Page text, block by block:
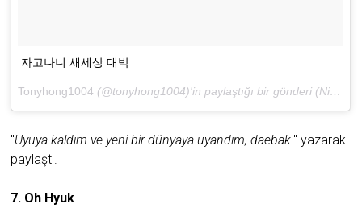
자고나니 새세상 대박
Tonyhong1004 (@tonyhong1004)'in paylaştığı bir gönderi (Nis 26, 2018 at 8:58ös PDT
"Uyuya kaldım ve yeni bir dünyaya uyandım, daebak." yazarak
paylaştı.
7. Oh Hyuk